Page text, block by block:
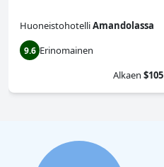
HuoneistohotelliAmandolassa
9.6 Erinomainen
Alkaen $105